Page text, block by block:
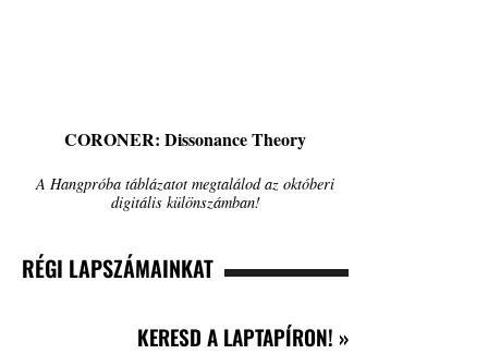
CORONER: Dissonance Theory
A Hangpróba táblázatot megtalálod az októberi
digitális különszámban!
RÉGI LAPSZÁMAINKAT
KERESD A LAPTAPÍRON! »